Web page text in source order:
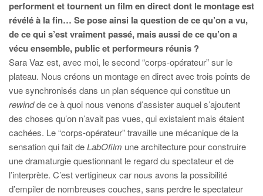
performent et tournent un film en direct dont le montage est
révélé à la fin… Se pose ainsi la question de ce qu’on a vu,
de ce qui s’est vraiment passé, mais aussi de ce qu’on a
vécu ensemble, public et performeurs réunis ?
Sara Vaz est, avec moi, le second “corps-opérateur” sur le
plateau. Nous créons un montage en direct avec trois points de
vue synchronisés dans un plan séquence qui constitue un
rewindde ce à quoi nous venons d’assister auquel s’ajoutent
des choses qu’on n’avait pas vues, qui existaient mais étaient
cachées. Le “corps-opérateur” travaille une mécanique de la
sensation qui fait deLabOfilm une architecture pour construire
une dramaturgie questionnant le regard du spectateur et de
l’interprète. C’est vertigineux car nous avons la possibilité
d’empiler de nombreuses couches, sans perdre le spectateur